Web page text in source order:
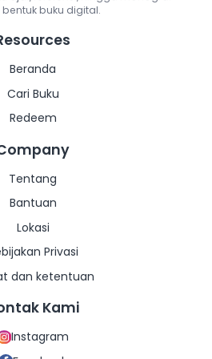
buku digital.
Beranda
Cari Buku
Redeem
Tentang
Bantuan
Lokasi
Privasi
dan ketentuan
Kami
Instagram